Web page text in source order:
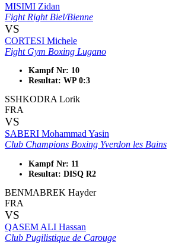
MISIMI Zidan
Fight Right Biel/Bienne
VS
CORTESI Michele
Fight Gym Boxing Lugano
Kampf Nr: 10
Resultat: WP 0:3
SSHKODRA Lorik
FRA
VS
SABERI Mohammad Yasin
Club Champions Boxing Yverdon les Bains
Kampf Nr: 11
Resultat: DISQ R2
BENMABREK Hayder
FRA
VS
QASEM ALI Hassan
Club Pugilistique de Carouge